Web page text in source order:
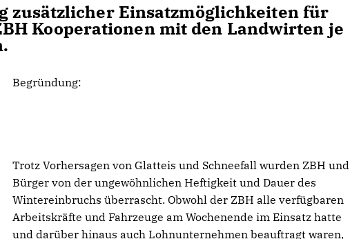
Einsatzmöglichkeiten für
Kooperationen mit den Landwirten je
Begründung:
Trotz Vorhersagen von Glatteis und Schneefall wurden ZBH und
Bürger von der ungewöhnlichen Heftigkeit und Dauer des
Wintereinbruchs überrascht. Obwohl der ZBH alle verfügbaren
Arbeitskräfte und Fahrzeuge am Wochenende im Einsatz hatte
und darüber hinaus auch Lohnunternehmen beauftragt waren,